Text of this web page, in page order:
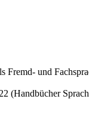
Fremd- und
(Handbücher